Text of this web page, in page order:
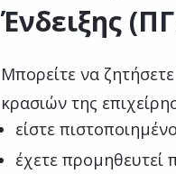
Ένδειξης
Μπορείτε να
κρασιών της
είστε
έχετε προμηθευτεί